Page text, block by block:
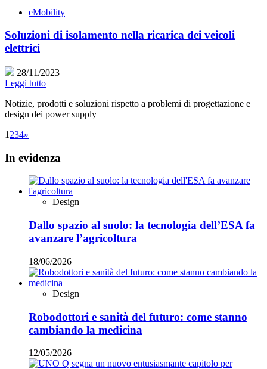
eMobility
Soluzioni di isolamento nella ricarica dei veicoli
elettrici
28/11/2023
Leggi tutto
Notizie, prodotti e soluzioni rispetto a problemi di progettazione e
design dei power supply
1 234»
In evidenza
Design
Dallo spazio al suolo: la tecnologia dell’ESA fa
avanzare l’agricoltura
18/06/2026
Design
Robodottori e sanità del futuro: come stanno
cambiando la medicina
12/05/2026